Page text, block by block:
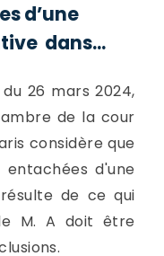
d’une
dans...
26 mars 2024,
de la cour
considère que
d'une
de ce qui
M. A doit être